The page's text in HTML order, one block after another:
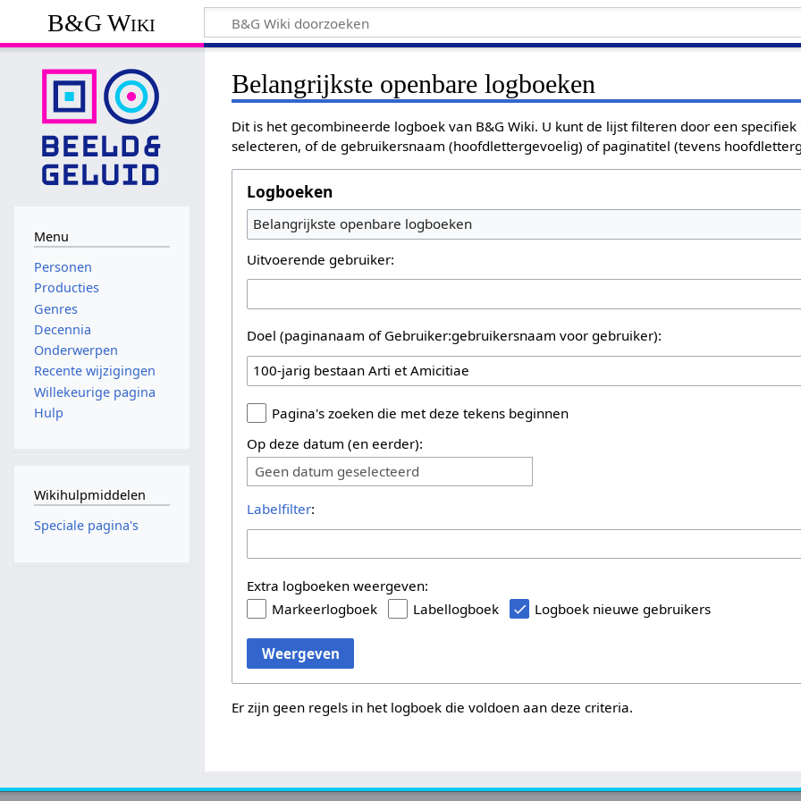
B&G Wiki
Belangrijkste openbare logboeken
Dit is het gecombineerde logboek van B&G Wiki. U kunt de lijst filteren door een
selecteren, of de gebruikersnaam (hoofdlettergevoelig) of paginatitel (tevens
Logboeken
Belangrijkste openbare logboeken
Uitvoerende gebruiker:
Doel (paginanaam of Gebruiker:gebruikersnaam voor gebruiker):
Pagina's zoeken die met deze tekens beginnen
Op deze datum (en eerder):
Geen datum geselecteerd
Labelfilter:
Extra logboeken weergeven:
Markeerlogboek
Labellogboek Logboek nieuwe gebruikers
Weergeven
Er zijn geen regels in het logboek die voldoen aan deze criteria.
Menu
Personen
Producties
Genres
Decennia
Onderwerpen
Recente wijzigingen
Willekeurige pagina
Hulp
Wikihulpmiddelen
Speciale pagina's